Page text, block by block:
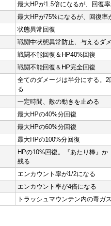
最大HPが1.5倍になるが、回復
最大HPが75%になるが、回復率
状態異常回復
戦闘中状態異常防止、与えるダ
戦闘不能回復＆HP40%回復
戦闘不能回復＆HP完全回復
全てのダメージは半分にする。
る
一定時間、敵の動きを止める
最大HPの40%分回復
最大HPの60%分回復
最大HPの100%分回復
HPの10%回復。『あたり棒』か
残る
エンカウント率が1/2になる
エンカウント率が4倍になる
トラッシュマウンテン内の毒ガ